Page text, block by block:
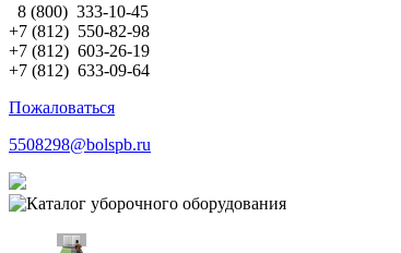
8 (800) 333-10-45
+7 (812) 550-82-98
+7 (812) 603-26-19
+7 (812) 633-09-64
Пожаловаться
5508298@bolspb.ru